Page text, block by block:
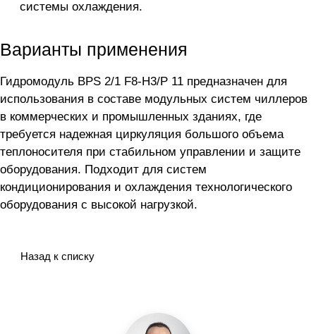
системы охлаждения.
Варианты применения
Гидромодуль BPS 2/1 F8-H3/P 11 предназначен для
использования в составе модульных систем чиллеров
в коммерческих и промышленных зданиях, где
требуется надежная циркуляция большого объема
теплоносителя при стабильном управлении и защите
оборудования. Подходит для систем
кондиционирования и охлаждения технологического
оборудования с высокой нагрузкой.
Назад к списку